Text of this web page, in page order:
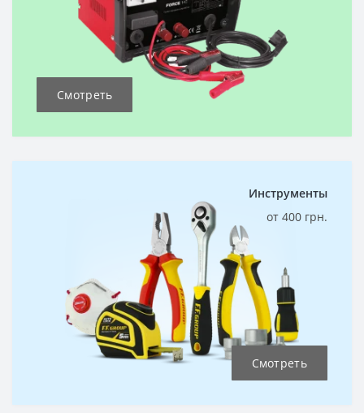
Смотреть
Инструменты
от 400 грн.
Смотреть